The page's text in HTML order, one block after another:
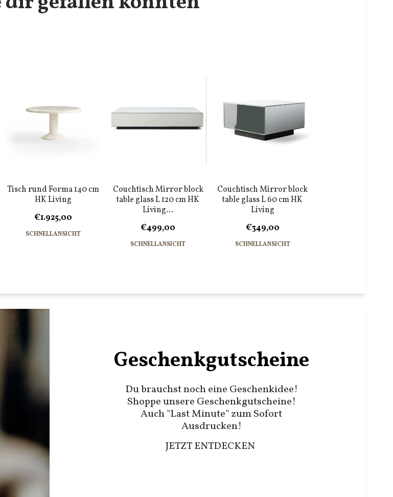
Tisch rund Forma 140 cm
HK Living
€1.925,00
SCHNELLANSICHT
Couchtisch Mirror block
table glass L 120 cm HK
Living...
€499,00
SCHNELLANSICHT
Couchtisch Mirror block
table glass L 60 cm HK
Living
€349,00
SCHNELLANSICHT
Geschenkgutscheine
Du brauchst noch eine Geschenkidee!
Shoppe unsere Geschenkgutscheine!
Auch "Last Minute" zum Sofort
Ausdrucken!
JETZT ENTDECKEN